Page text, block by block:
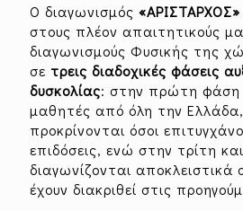
Ο διαγωνισμός «ΑΡΙΣΤΑΡΧΟΣ»
στους πλέον απαιτητικούς
διαγωνισμούς Φυσικής της
σε τρεις διαδοχικές φάσεις
δυσκολίας: στην πρώτη φάση
μαθητές από όλη την
προκρίνονται όσοι
επιδόσεις, ενώ στην τρίτη
διαγωνίζονται αποκλειστικά
έχουν διακριθεί στις